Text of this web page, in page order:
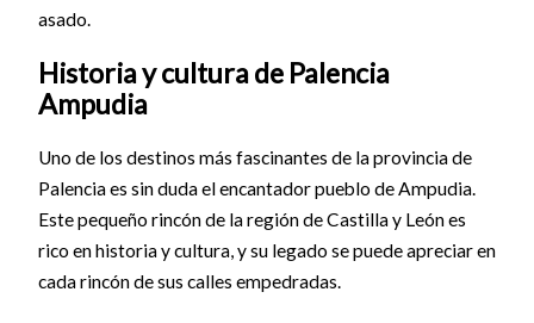
asado.
Historia y cultura de Palencia
Ampudia
Uno de los destinos más fascinantes de la provincia de
Palencia es sin duda el encantador pueblo de Ampudia.
Este pequeño rincón de la región de Castilla y León es
rico en historia y cultura, y su legado se puede apreciar en
cada rincón de sus calles empedradas.